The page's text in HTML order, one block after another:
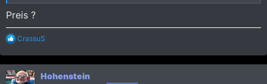
Preis ?
R
a
k
t
CrassuS
Hohenstein